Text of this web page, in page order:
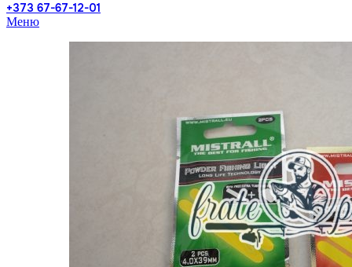
+373 67-67-12-01
Меню